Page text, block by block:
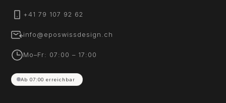
+41 79 107 92 62
info@eposwissdesign.ch
Mo–Fr: 07:00 – 17:00
Ab 07:00 erreichbar